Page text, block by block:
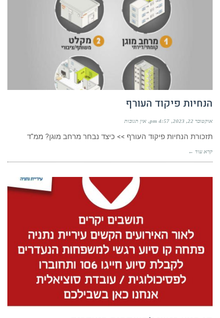
הנחיות פיקוד העורף
אוקטובר 22, 2023 4:57 pm אין תגובות
תזכורת הנחיות פיקוד העורף >> כיצד נבחר מרחב מוגן? ממ"ד
קרא עוד ←
קו סיוע רגשי למשפחות הנעדרים